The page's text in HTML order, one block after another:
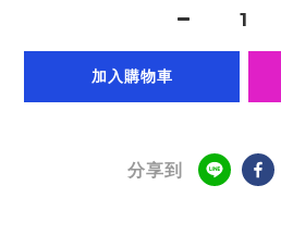
加入購物車
分享到